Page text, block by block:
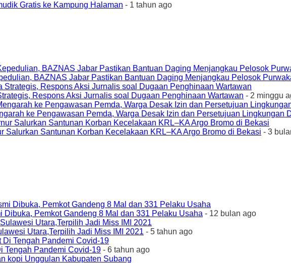
Gratis ke Kampung Halaman - 1 tahun ago
BAZNAS Jabar Pastikan Bantuan Daging Menjangkau Pelosok
Respons Aksi Jurnalis soal Dugaan Penghinaan Wartawan - 2 minggu
ke Pengawasan Pemda, Warga Desak Izin dan Persetujuan Lingkungan
Salurkan Santunan Korban Kecelakaan KRL–KA Argo Bromo di Bekasi - 3
Dibuka, Pemkot Gandeng 8 Mal dan 331 Pelaku Usaha - 12 bulan ago
Utara,Terpilih Jadi Miss IMI 2021 - 5 tahun ago
Tengah Pandemi Covid-19 - 6 tahun ago